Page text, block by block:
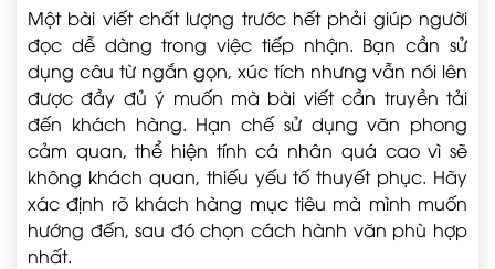
Một bài viết chất lượng trước hết phải giúp người
đọc dễ dàng trong việc tiếp nhận. Bạn cần sử
dụng câu từ ngắn gọn, xúc tích nhưng vẫn nói lên
được đầy đủ ý muốn mà bài viết cần truyền tải
đến khách hàng. Hạn chế sử dụng văn phong
cảm quan, thể hiện tính cá nhân quá cao vì sẽ
không khách quan, thiếu yếu tố thuyết phục. Hãy
xác định rõ khách hàng mục tiêu mà mình muốn
hướng đến, sau đó chọn cách hành văn phù hợp
nhất.